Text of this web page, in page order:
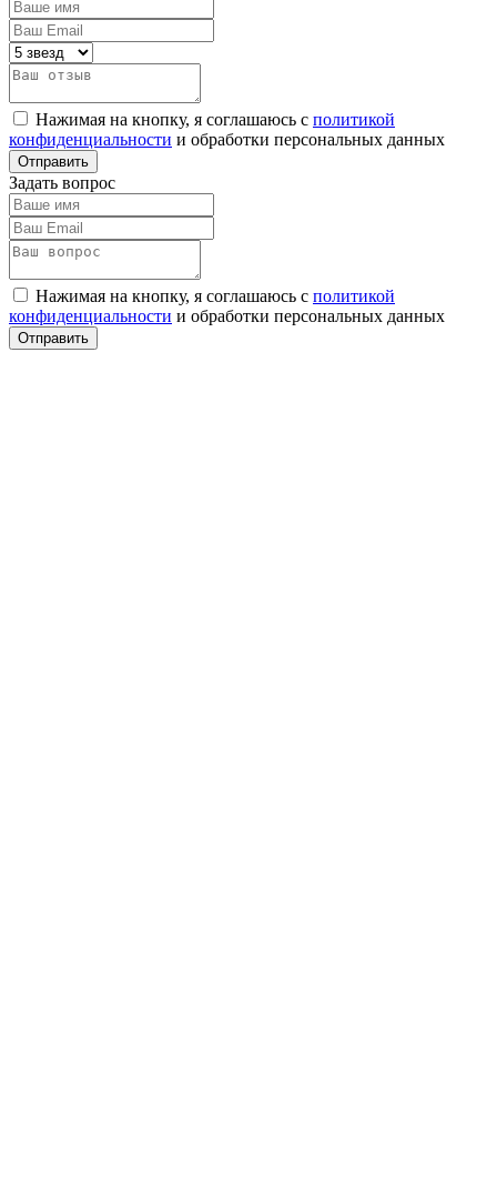
Нажимая на кнопку, я соглашаюсь с политикой
конфиденциальности и обработки персональных данных
Задать вопрос
Нажимая на кнопку, я соглашаюсь с политикой
конфиденциальности и обработки персональных данных